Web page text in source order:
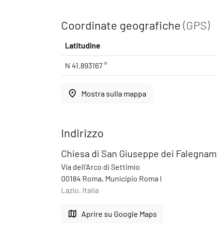
Coordinate geografiche (GPS)
Latitudine
N 41.893167 °
place Mostra sulla mappa
Indirizzo
Chiesa di San Giuseppe dei
Via dell'Arco di Settimio
00184 Roma, Municipio Roma I
Lazio, Italia
map Aprire su Google Maps